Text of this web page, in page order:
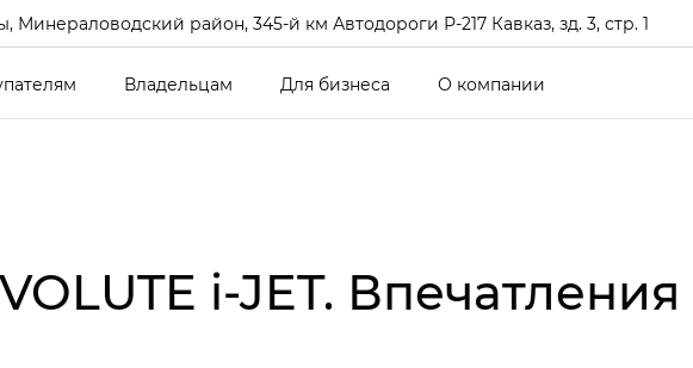
Минераловодский район, 345-й км Автодороги Р-217 Кавказ, зд. 3, стр. 1
Владельцам Для бизнеса О компании
i‑JET.